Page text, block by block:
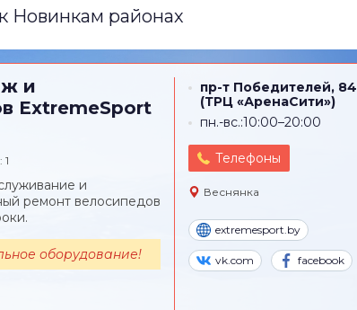
Новинкам районах
и
ExtremeSport
пр-т Победителей, 84
(ТРЦ «АренаСити»)
пн.-вс.:10:00–20:00
Телефоны
Веснянка
extremesport.by
vk.com facebook
и
ремонт велосипедов
оборудование!